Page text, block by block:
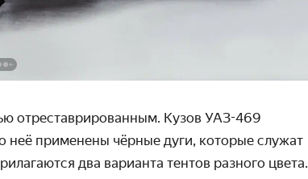
отреставрированным. Кузов УАЗ-469
применены чёрные дуги, которые служат
два варианта тентов разного цвета.